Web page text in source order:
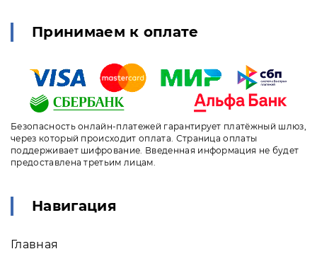
Принимаем к оплате
Безопасность онлайн-платежей гарантирует платёжный шлюз,
через который происходит оплата. Страница оплаты
поддерживает шифрование. Введенная информация не будет
предоставлена третьим лицам.
Навигация
Главная